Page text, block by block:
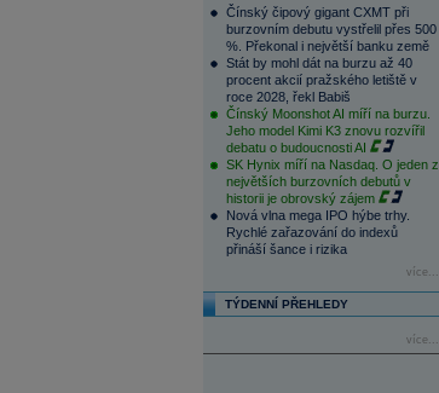
Čínský čipový gigant CXMT při
burzovním debutu vystřelil přes 500
%. Překonal i největší banku země
Stát by mohl dát na burzu až 40
procent akcií pražského letiště v
roce 2028, řekl Babiš
Čínský Moonshot AI míří na burzu.
Jeho model Kimi K3 znovu rozvířil
debatu o budoucnosti AI
SK Hynix míří na Nasdaq. O jeden z
největších burzovních debutů v
historii je obrovský zájem
Nová vlna mega IPO hýbe trhy.
Rychlé zařazování do indexů
přináší šance i rizika
více...
TÝDENNÍ PŘEHLEDY
více...